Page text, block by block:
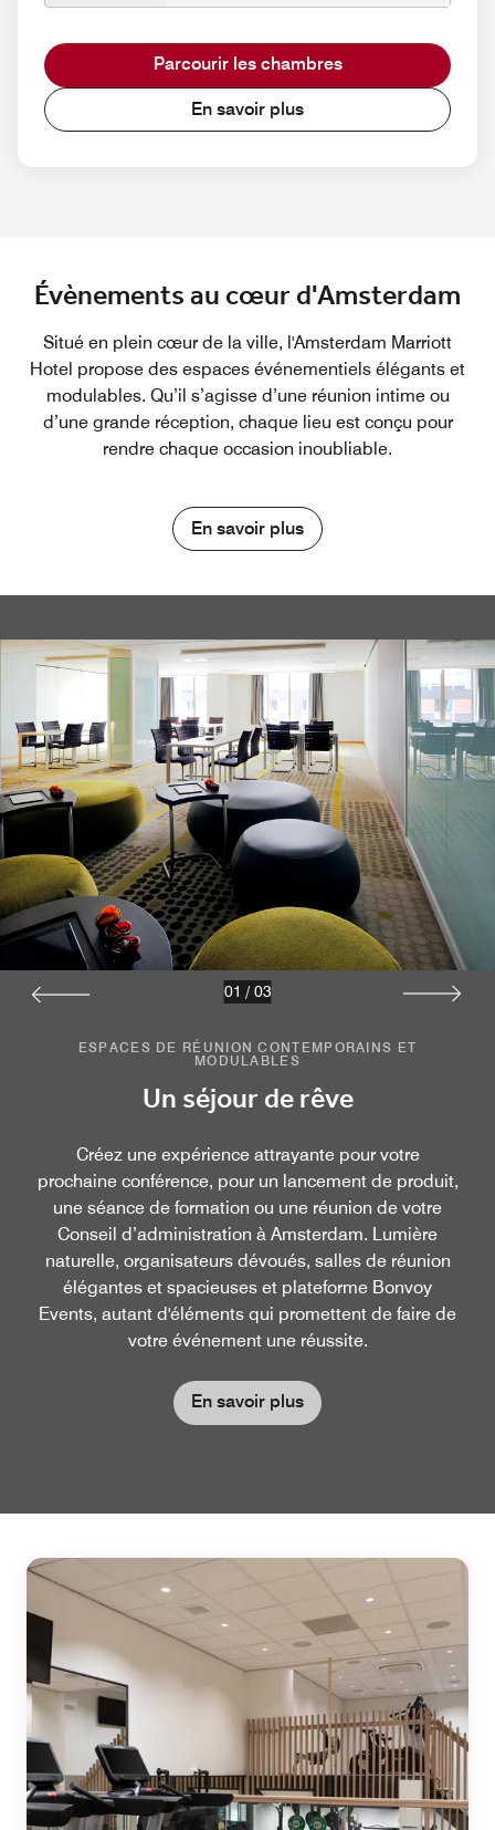
Parcourir les chambres
En savoir plus
Évènements au cœur d'Amsterdam
Situé en plein cœur de la ville, l'Amsterdam Marriott
Hotel propose des espaces événementiels élégants et
modulables. Qu’il s’agisse d’une réunion intime ou
d’une grande réception, chaque lieu est conçu pour
rendre chaque occasion inoubliable.
En savoir plus
ESPACES DE RÉUNION CONTEMPORAINS ET
MODULABLES
Un séjour de rêve
Créez une expérience attrayante pour votre
prochaine conférence, pour un lancement de produit,
une séance de formation ou une réunion de votre
Conseil d’administration à Amsterdam. Lumière
naturelle, organisateurs dévoués, salles de réunion
élégantes et spacieuses et plateforme Bonvoy
Events, autant d'éléments qui promettent de faire de
votre événement une réussite.
En savoir plus
01 / 03